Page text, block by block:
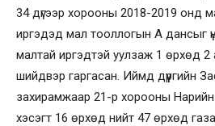
34 дүгээр хорооны 2018-2019 онд
иргэдэд мал тооллогын А дансыг
малтай иргэдтэй уулзаж 1 өрхөд 2
шийдвэр гаргасан. Иймд дүүргийн
захирамжаар 21-р хорооны
хэсэгт 16 өрхөд нийт 47 өрхөд